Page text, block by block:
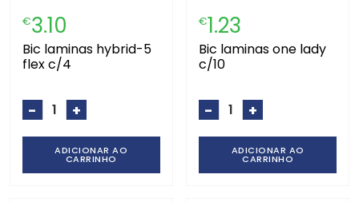
€3.10
bic laminas hybrid-5
flex c/4
- +
ADICIONAR AO
CARRINHO
€1.23
bic laminas one lady
c/10
- +
ADICIONAR AO
CARRINHO